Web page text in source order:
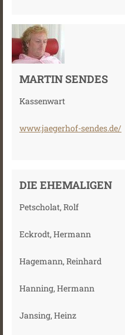
MARTIN SENDES
Kassenwart
www.jaegerhof-sendes.de/
DIE EHEMALIGEN
Petscholat, Rolf
Eckrodt, Hermann
Hagemann, Reinhard
Hanning, Hermann
Jansing, Heinz